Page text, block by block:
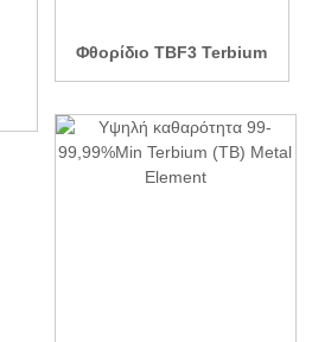
Φθορίδιο TBF3 Terbium